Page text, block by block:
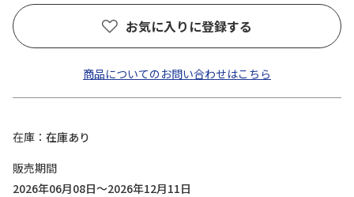
お気に入りに登録する
商品についてのお問い合わせはこちら
在庫
在庫あり
販売期間
2026年06月08日～2026年12月11日